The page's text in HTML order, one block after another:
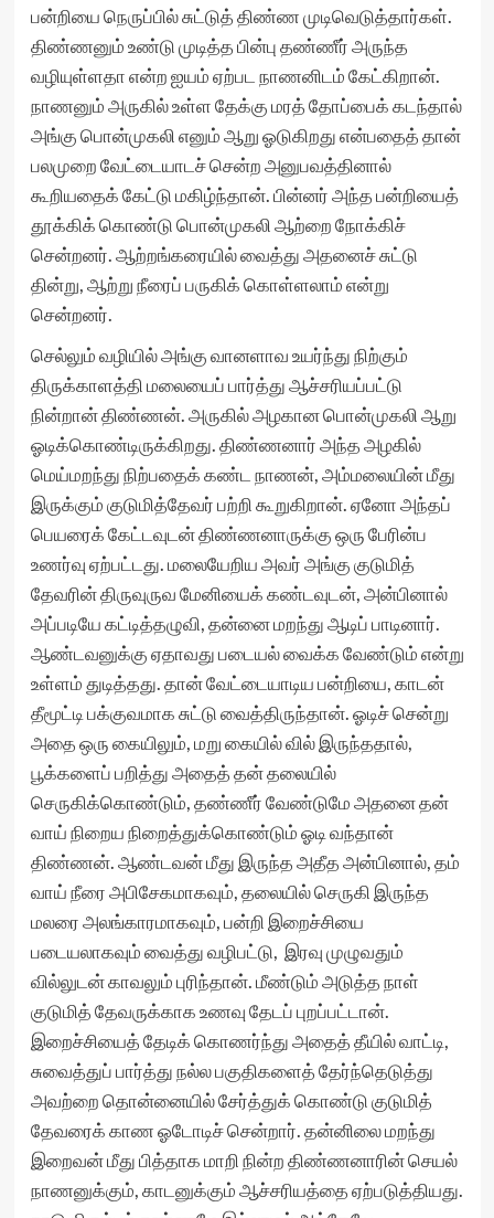
பன்றியை நெருப்பில் சுட்டுத் திண்ண முடிவெடுத்தார்கள்.
திண்ணனும் உண்டு முடித்த பின்பு தண்ணீர் அருந்த
வழியுள்ளதா என்ற ஐயம் ஏற்பட நாணனிடம் கேட்கிறான்.
நாணனும் அருகில் உள்ள தேக்கு மரத் தோப்பைக் கடந்தால்
அங்கு பொன்முகலி எனும் ஆறு ஓடுகிறது என்பதைத் தான்
பலமுறை வேட்டையாடச் சென்ற அனுபவத்தினால்
கூறியதைக் கேட்டு மகிழ்ந்தான். பின்னர் அந்த பன்றியைத்
தூக்கிக் கொண்டு பொன்முகலி ஆற்றை நோக்கிச்
சென்றனர். ஆற்றங்கரையில் வைத்து அதனைச் சுட்டு
தின்று, ஆற்று நீரைப் பருகிக் கொள்ளலாம் என்று
சென்றனர்.
செல்லும் வழியில் அங்கு வானளாவ உயர்ந்து நிற்கும்
திருக்காளத்தி மலையைப் பார்த்து ஆச்சரியப்பட்டு
நின்றான் திண்ணன். அருகில் அழகான பொன்முகலி ஆறு
ஓடிக்கொண்டிருக்கிறது. திண்ணனார் அந்த அழகில்
மெய்மறந்து நிற்பதைக் கண்ட நாணன், அம்மலையின் மீது
இருக்கும் குடுமித்தேவர் பற்றி கூறுகிறான். ஏனோ அந்தப்
பெயரைக் கேட்டவுடன் திண்ணனாருக்கு ஒரு பேரின்ப
உணர்வு ஏற்பட்டது. மலையேறிய அவர் அங்கு குடுமித்
தேவரின் திருவுருவ மேனியைக் கண்டவுடன், அன்பினால்
அப்படியே கட்டித்தழுவி, தன்னை மறந்து ஆடிப் பாடினார்.
ஆண்டவனுக்கு ஏதாவது படையல் வைக்க வேண்டும் என்று
உள்ளம் துடித்தது. தான் வேட்டையாடிய பன்றியை, காடன்
தீமூட்டி பக்குவமாக சுட்டு வைத்திருந்தான். ஓடிச் சென்று
அதை ஒரு கையிலும், மறு கையில் வில் இருந்ததால்,
பூக்களைப் பறித்து அதைத் தன் தலையில்
செருகிக்கொண்டும், தண்ணீர் வேண்டுமே அதனை தன்
வாய் நிறைய நிறைத்துக்கொண்டும் ஓடி வந்தான்
திண்ணன். ஆண்டவன் மீது இருந்த அதீத அன்பினால், தம்
வாய் நீரை அபிசேகமாகவும், தலையில் செருகி இருந்த
மலரை அலங்காரமாகவும், பன்றி இறைச்சியை
படையலாகவும் வைத்து வழிபட்டு, இரவு முழுவதும்
வில்லுடன் காவலும் புரிந்தான். மீண்டும் அடுத்த நாள்
குடுமித் தேவருக்காக உணவு தேடப் புறப்பட்டான்.
இறைச்சியைத் தேடிக் கொணர்ந்து அதைத் தீயில் வாட்டி,
சுவைத்துப் பார்த்து நல்ல பகுதிகளைத் தேர்ந்தெடுத்து
அவற்றை தொன்னையில் சேர்த்துக் கொண்டு குடுமித்
தேவரைக் காண ஓடோடிச் சென்றார். தன்னிலை மறந்து
இறைவன் மீது பித்தாக மாறி நின்ற திண்ணனாரின் செயல்
நாணனுக்கும், காடனுக்கும் ஆச்சரியத்தை ஏற்படுத்தியது.